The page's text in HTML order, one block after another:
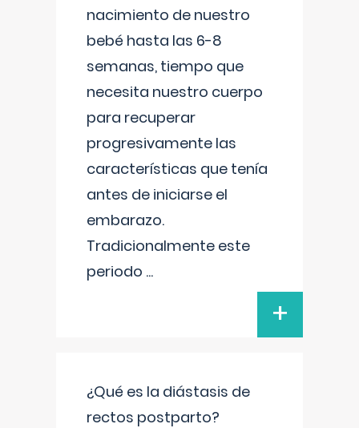
nacimiento de nuestro
bebé hasta las 6-8
semanas, tiempo que
necesita nuestro cuerpo
para recuperar
progresivamente las
características que tenía
antes de iniciarse el
embarazo.
Tradicionalmente este
periodo ...
+
¿Qué es la diástasis de
rectos postparto?